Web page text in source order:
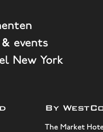
events
New York
By
The Market